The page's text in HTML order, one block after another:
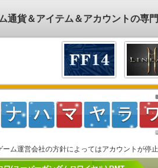
通貨＆アイテム＆アカウントの専
ム運営会社の方針によってはアカウントが停